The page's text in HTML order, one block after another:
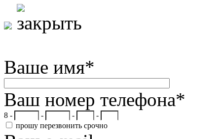
Ваше имя*
Ваш номер телефона*
8 - - -
-
прошу перезвонить срочно